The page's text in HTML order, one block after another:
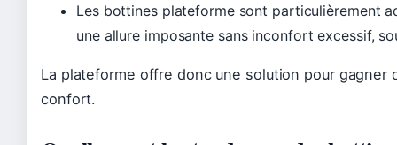
Les bottines plateforme sont particulièrement
une allure imposante sans inconfort excessif,
La plateforme offre donc une solution pour gagner
confort.